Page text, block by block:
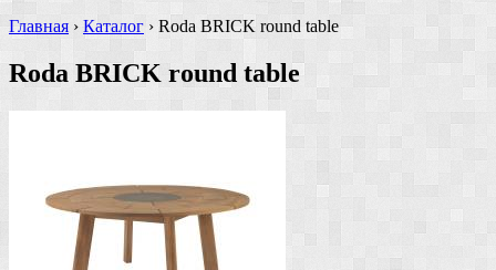
Главная › Каталог › Roda BRICK round table
Roda BRICK round table